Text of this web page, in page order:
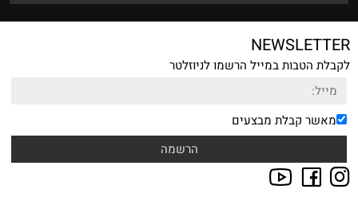
NEWSLETTER
לקבלת הטבות במייל הרשמו לניוזלטר
מאשר קבלת מבצעים